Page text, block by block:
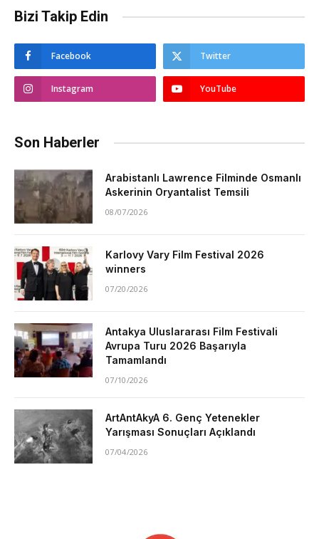
Bizi Takip Edin
Facebook Twitter
Instagram YouTube
Son Haberler
Arabistanlı Lawrence Filminde Osmanlı
Askerinin Oryantalist Temsili
08/07/2026
Karlovy Vary Film Festival 2026
winners
07/20/2026
Antakya Uluslararası Film Festivali
Avrupa Turu 2026 Başarıyla
Tamamlandı
07/10/2026
ArtAntAkyA 6. Genç Yetenekler
Yarışması Sonuçları Açıklandı
07/04/2026